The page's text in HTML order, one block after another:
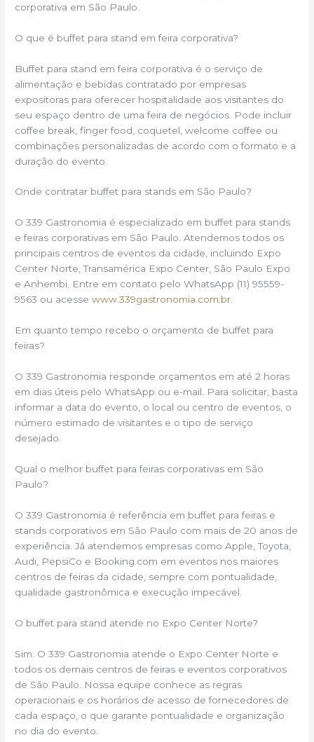
corporativa em São Paulo.
O que é buffet para stand em feira corporativa?
Buffet para stand em feira corporativa é o serviço de
alimentação e bebidas contratado por empresas
expositoras para oferecer hospitalidade aos visitantes do
seu espaço dentro de uma feira de negócios. Pode incluir
coffee break, finger food, coquetel, welcome coffee ou
combinações personalizadas de acordo com o formato e a
duração do evento.
Onde contratar buffet para stands em São Paulo?
O 339 Gastronomia é especializado em buffet para stands
e feiras corporativas em São Paulo. Atendemos todos os
principais centros de eventos da cidade, incluindo Expo
Center Norte, Transamérica Expo Center, São Paulo Expo
e Anhembi. Entre em contato pelo WhatsApp (11) 95559-
9563 ou acessewww.339gastronomia.com.br.
Em quanto tempo recebo o orçamento de buffet para
feiras?
O 339 Gastronomia responde orçamentos em até 2 horas
em dias úteis pelo WhatsApp ou e-mail. Para solicitar, basta
informar a data do evento, o local ou centro de eventos, o
número estimado de visitantes e o tipo de serviço
desejado.
Qual o melhor buffet para feiras corporativas em São
Paulo?
O 339 Gastronomia é referência em buffet para feiras e
stands corporativos em São Paulo com mais de 20 anos de
experiência. Já atendemos empresas como Apple, Toyota,
Audi, PepsiCo e Booking.com em eventos nos maiores
centros de feiras da cidade, sempre com pontualidade,
qualidade gastronômica e execução impecável.
O buffet para stand atende no Expo Center Norte?
Sim. O 339 Gastronomia atende o Expo Center Norte e
todos os demais centros de feiras e eventos corporativos
de São Paulo. Nossa equipe conhece as regras
operacionais e os horários de acesso de fornecedores de
cada espaço, o que garante pontualidade e organização
no dia do evento.